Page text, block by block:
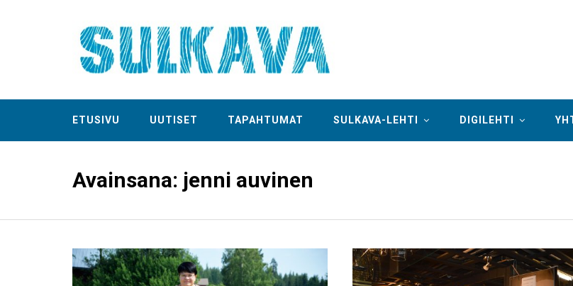
ETUSIVU UUTISET TAPAHTUMAT SULKAVA-LEHTI DIGILEHTI
Avainsana: jenni auvinen